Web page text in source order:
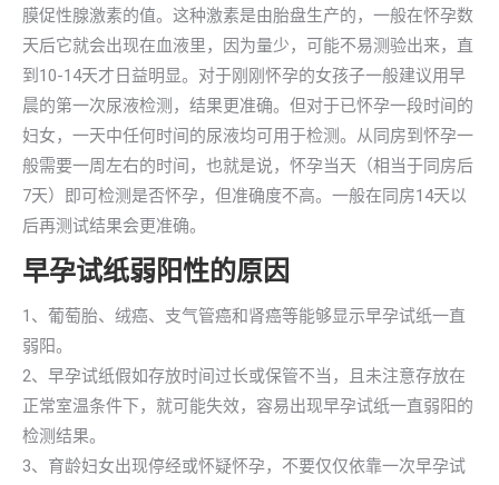
膜促性腺激素的值。这种激素是由胎盘生产的，一般在怀孕数
天后它就会出现在血液里，因为量少，可能不易测验出来，直
到10-14天才日益明显。对于刚刚怀孕的女孩子一般建议用早
晨的第一次尿液检测，结果更准确。但对于已怀孕一段时间的
妇女，一天中任何时间的尿液均可用于检测。从同房到怀孕一
般需要一周左右的时间，也就是说，怀孕当天（相当于同房后
7天）即可检测是否怀孕，但准确度不高。一般在同房14天以
后再测试结果会更准确。
早孕试纸弱阳性的原因
1、葡萄胎、绒癌、支气管癌和肾癌等能够显示早孕试纸一直
弱阳。
2、早孕试纸假如存放时间过长或保管不当，且未注意存放在
正常室温条件下，就可能失效，容易出现早孕试纸一直弱阳的
检测结果。
3、育龄妇女出现停经或怀疑怀孕，不要仅仅依靠一次早孕试